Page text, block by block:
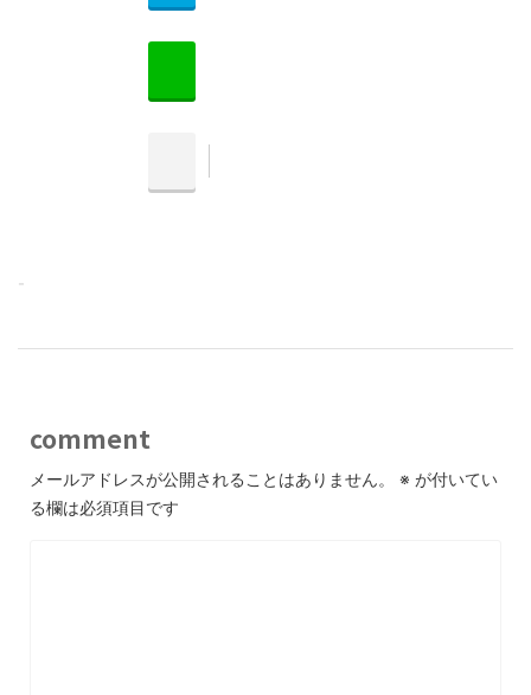
-
comment
メールアドレスが公開されることはありません。 ※ が付いてい
る欄は必須項目です